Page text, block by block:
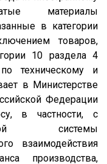
материалы
в категории
товаров,
10 раздела 4
техническому и
в Министерстве
Федерации
в частности, с
системы
взаимодействия
производства,